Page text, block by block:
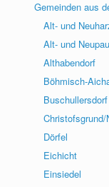
Gemeinden aus
Alt- und
Alt- und
Althabendorf
Böhmisch-
Buschullersdorf
Christofsgrund/
Dörfel
Eichicht
Einsiedel